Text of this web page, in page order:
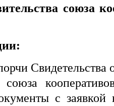
союза
Свидетельства
союза
с заявкой